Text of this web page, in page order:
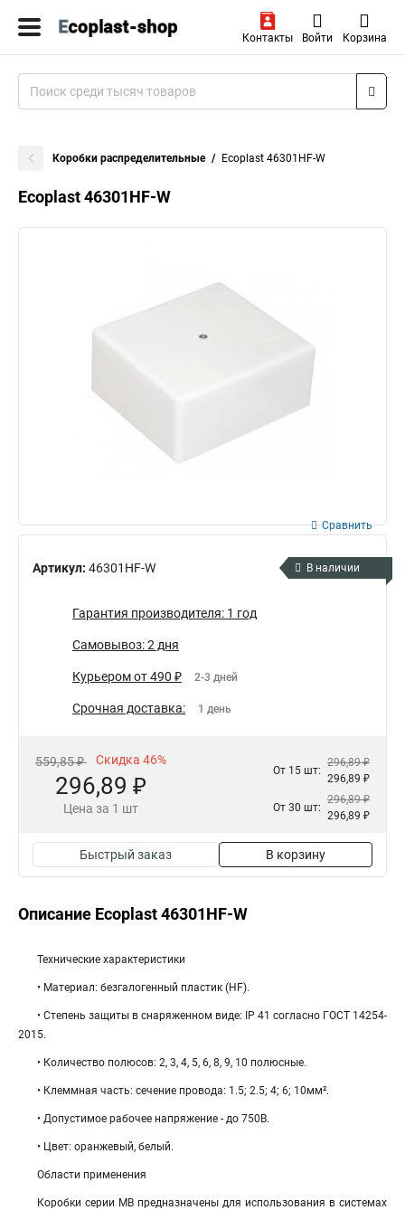
Контакты Войти Корзина
Коробки распределительные Ecoplast 46301HF-W
Ecoplast 46301HF-W
Артикул: 46301HF-W
Сравнить
В наличии
Гарантия производителя: 1 год
Самовывоз: 2 дня
Курьером от 490 ₽ 2-3 дней
Срочная доставка: 1 день
559,85 ₽ Скидка 46%
296,89 ₽
Цена за 1 шт
От 15 шт:
296,89 ₽
296,89 ₽
От 30 шт:
296,89 ₽
296,89 ₽
Быстрый заказ В корзину
Описание Ecoplast 46301HF-W
Технические характеристики
• Материал: безгалогенный пластик (HF).
• Степень защиты в снаряженном виде: IP 41 согласно ГОСТ 14254-
2015.
• Количество полюсов: 2, 3, 4, 5, 6, 8, 9, 10 полюсные.
• Клеммная часть: cечение провода: 1.5; 2.5; 4; 6; 10мм².
• Допустимое рабочее напряжение - до 750В.
• Цвет: оранжевый, белый.
Области применения
Коробки серии МВ предназначены для использования в системах